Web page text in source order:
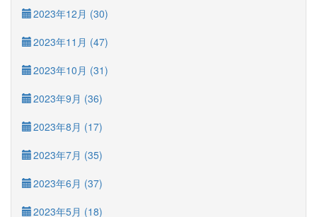
2023年12月 (30)
2023年11月 (47)
2023年10月 (31)
2023年9月 (36)
2023年8月 (17)
2023年7月 (35)
2023年6月 (37)
2023年5月 (18)